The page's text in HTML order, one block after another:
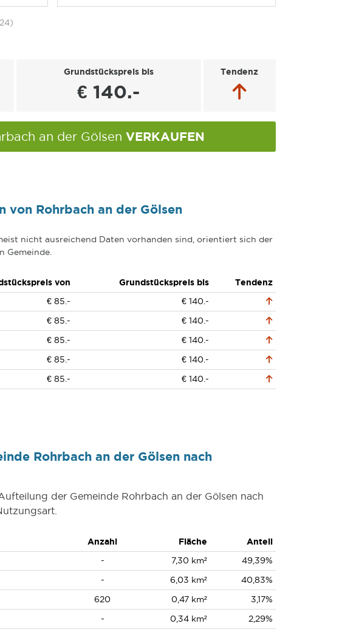
Grundstückspreis bis
€ 140.-
Tendenz
an der Gölsen VERKAUFEN
von Rohrbach an der Gölsen
nicht ausreichend Daten vorhanden sind, orientiert sich der
Gemeinde.
von Grundstückspreis bis
Tendenz
€ 85.-
€ 140.-
€ 85.-
€ 140.-
€ 85.-
€ 140.-
€ 85.-
€ 140.-
€ 85.- € 140.-
Rohrbach an der Gölsen nach
der Gemeinde Rohrbach an der Gölsen nach
Anzahl Fläche
Anteil
- 7,30 km²
49,39%
- 6,03 km²
40,83%
620 0,47 km²
3,17%
- 0,34 km²
2,29%